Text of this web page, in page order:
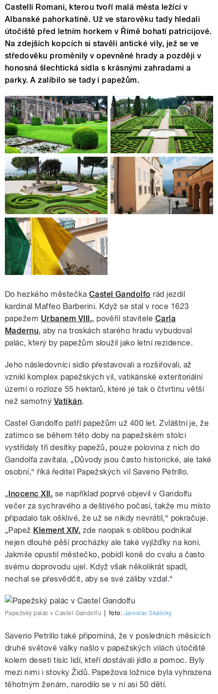
Castelli Romani, kterou tvoří malá města ležící v
Albanské pahorkatině. Už ve starověku tady hledali
útočiště před letním horkem v Římě bohatí patricijové.
Na zdejších kopcích si stavěli antické vily, jež se ve
středověku proměnily v opevněné hrady a později v
honosná šlechtická sídla s krásnými zahradami a
parky. A zalíbilo se tady i papežům.
Do hezkého městečka Castel Gandolfo rád jezdil
kardinál Maffeo Barberini. Když se stal v roce 1623
papežem Urbanem VIII., pověřil stavitele Carla
Madernu, aby na troskách starého hradu vybudoval
palác, který by papežům sloužil jako letní rezidence.
Jeho následovníci sídlo přestavovali a rozšiřovali, až
vznikl komplex papežských vil, vatikánské exteritoriální
území o rozloze 55 hektarů, které je tak o čtvrtinu větší
než samotný Vatikán.
Castel Gandolfo patří papežům už 400 let. Zvláštní je, že
zatímco se během této doby na papežském stolci
vystřídaly tři desítky papežů, pouze polovina z nich do
Gandolfa zavítala. „Důvody jsou často historické, ale také
osobní,“ říká ředitel Papežských vil Saverio Petrillo.
„Inocenc XII. se například poprvé objevil v Gandolfu
večer za sychravého a deštivého počasí, takže mu místo
připadalo tak ošklivé, že už se nikdy nevrátil,“ pokračuje.
„Papež Klement XIV. zde naopak s oblibou podnikal
nejen dlouhé pěší procházky ale také vyjížďky na koni.
Jakmile opustil městečko, pobídl koně do cvalu a často
svému doprovodu ujel. Když však několikrát spadl,
nechal se přesvědčit, aby se své záliby vzdal.“
Papežský palác v Castel Gandolfu foto: Jaroslav Skalický
Saverio Petrillo také připomíná, že v posledních měsících
druhé světové války našlo v papežských vilách útočiště
kolem deseti tisíc lidí, kteří dostávali jídlo a pomoc. Byly
mezi nimi i stovky Židů. Papežova ložnice byla vyhrazena
těhotným ženám, narodilo se v ní asi 50 dětí.